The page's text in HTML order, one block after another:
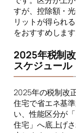
すが、控除額・
リットが得られ
をおすすめします
2025年税制
スケジュール
2025年の税制改
住宅で省エネ基
い、性能区分が
住宅」へ底上げ